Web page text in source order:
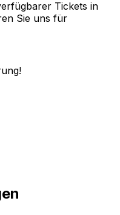
Tickets in
Sie uns für
!